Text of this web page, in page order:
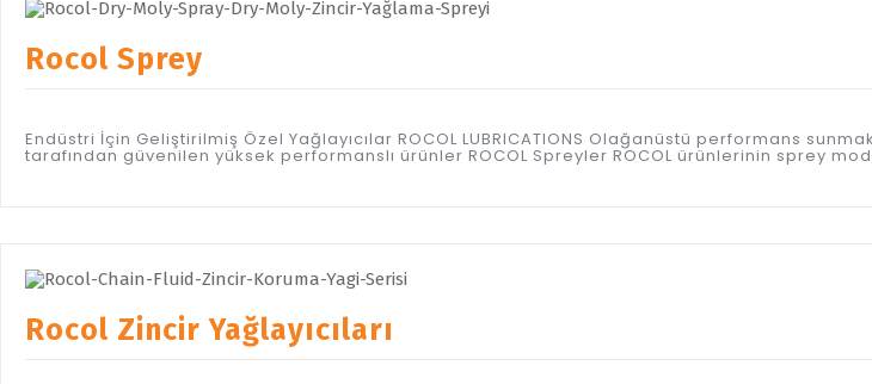
Rocol Sprey
Endüstri İçin Geliştirilmiş Özel Yağlayıcılar ROCOL LUBRICATIONS Olağanüstü performans
tarafından güvenilen yüksek performanslı ürünler ROCOL Spreyler ROCOL ürünlerinin sprey
Rocol Zincir Yağlayıcıları